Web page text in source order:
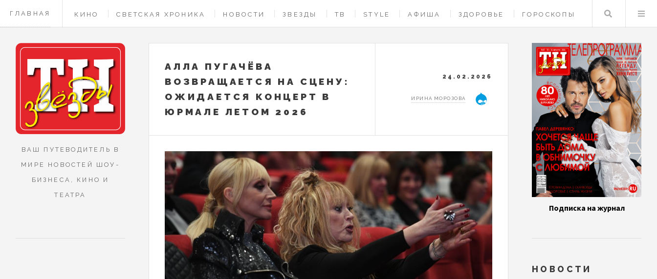
ГЛАВНАЯ КИНО СВЕТСКАЯ ХРОНИКА НОВОСТИ ЗВЕЗДЫ ТВ STYLE АФИША ЗДОРОВЬЕ ГОРОСКОПЫ
КОНТАКТЫ
Поиск
АЛЛА ПУГАЧЁВА
ВОЗВРАЩАЕТСЯ НА СЦЕНУ:
ОЖИДАЕТСЯ КОНЦЕРТ В
ЮРМАЛЕ ЛЕТОМ 2026
24.02.2026
ИРИНА МОРОЗОВА
ВАШ ПУТЕВОДИТЕЛЬ В
МИРЕ НОВОСТЕЙ ШОУ-
БИЗНЕСА, КИНО И
ТЕАТРА
Подписка на журнал
НОВОСТИ